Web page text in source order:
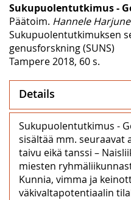
Sukupuolentutkimus -
Päätoim. Hannele
Sukupuolentutkimuksen
genusforskning (SUNS)
Tampere 2018, 60 s.
Details
Sukupuolentutkimus -
sisältää mm. seuraavat
taivu eikä tanssi –
miesten
Kunnia, vimma ja
väkivaltapotentiaalin